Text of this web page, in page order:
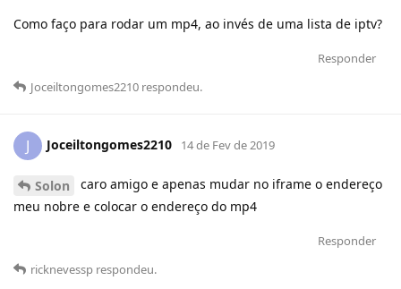
Como faço para rodar um mp4, ao invés de uma lista de iptv?
Responder
Joceiltongomes2210 respondeu.
J Joceiltongomes2210 14 de Fev de 2019
Solon
caro amigo e apenas mudar no iframe o endereço
meu nobre e colocar o endereço do mp4
Responder
ricknevessp respondeu.